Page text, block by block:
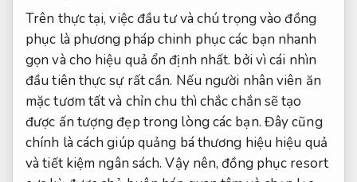
Trên thực tại, việc đầu tư và chú trọng vào đồng
phục là phương pháp chinh phục các bạn nhanh
gọn và cho hiệu quả ổn định nhất. bởi vì cái nhìn
đầu tiên thực sự rất cần. Nếu người nhân viên ăn
mặc tươm tất và chỉn chu thì chắc chắn sẽ tạo
được ấn tượng đẹp trong lòng các bạn. Đây cũng
chính là cách giúp quảng bá thương hiệu hiệu quả
và tiết kiệm ngân sách. Vậy nên, đồng phục resort